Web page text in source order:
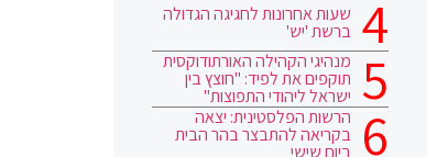
שעות אחרונות לחגיגה הגדולה
ברשת 'יש'
מנהיגי הקהילה האורתודוקסית
תוקפים את לפיד: "חוצץ בין
ישראל ליהודי התפוצות"
הרשות הפלסטינית: יצאה
בקריאה להתבצר בהר הבית
ביום שישי